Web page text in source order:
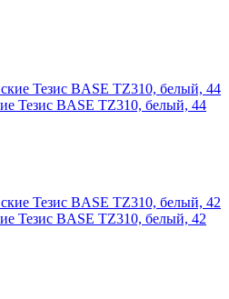
Тезис BASE TZ310, белый, 44
Тезис BASE TZ310, белый, 42